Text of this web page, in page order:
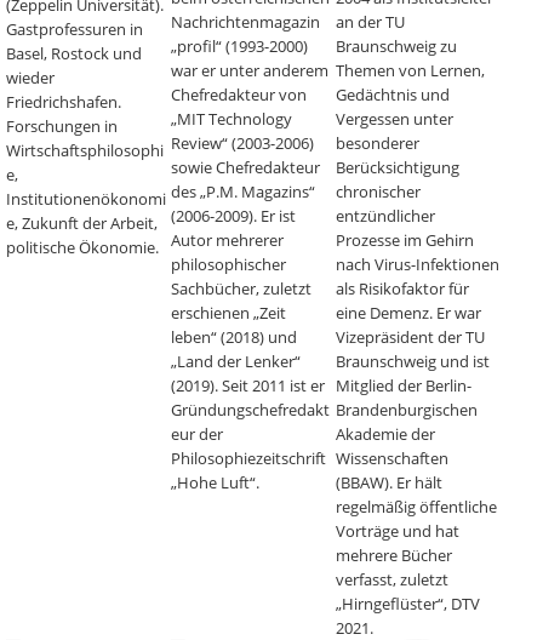
(Zeppelin Universität).
Gastprofessuren in
Basel, Rostock und
wieder
Friedrichshafen.
Forschungen in
Wirtschaftsphilosophi
e,
Institutionenökonomi
e, Zukunft der Arbeit,
politische Ökonomie.
Nachrichtenmagazin
„profil“ (1993-2000)
war er unter anderem
Chefredakteur von
„MIT Technology
Review“ (2003-2006)
sowie Chefredakteur
des „P.M. Magazins“
(2006-2009). Er ist
Autor mehrerer
philosophischer
Sachbücher, zuletzt
erschienen „Zeit
leben“ (2018) und
„Land der Lenker“
(2019). Seit 2011 ist er
Gründungschefredakt
eur der
Philosophiezeitschrift
„Hohe Luft“.
an der TU
Braunschweig zu
Themen von Lernen,
Gedächtnis und
Vergessen unter
besonderer
Berücksichtigung
chronischer
entzündlicher
Prozesse im Gehirn
nach Virus-Infektionen
als Risikofaktor für
eine Demenz. Er war
Vizepräsident der TU
Braunschweig und ist
Mitglied der Berlin-
Brandenburgischen
Akademie der
Wissenschaften
(BBAW). Er hält
regelmäßig öffentliche
Vorträge und hat
mehrere Bücher
verfasst, zuletzt
„Hirngeflüster“, DTV
2021.